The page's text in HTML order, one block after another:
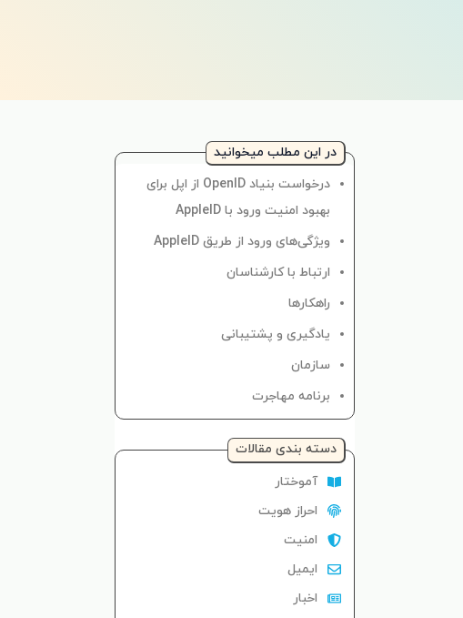
در این مطلب میخوانید
درخواست بنیاد OpenID از اپل برای
بهبود امنیت ورود با AppleID
ویژگی‌های ورود از طریق AppleID
ارتباط با کارشناسان
راهکارها
یادگیری و پشتیبانی
سازمان
برنامه مهاجرت
دسته‌ بندی مقالات
آموختار
احراز هویت
امنیت
ایمیل
اخبار